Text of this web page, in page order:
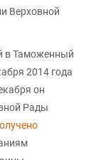
Верховной
в Таможенный
2014 года
он
Рады